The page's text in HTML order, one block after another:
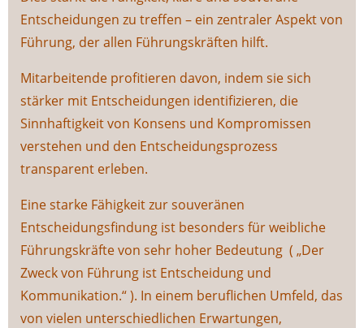
Entscheidungen zu treffen – ein zentraler Aspekt von
Führung, der allen Führungskräften hilft.
Mitarbeitende profitieren davon, indem sie sich
stärker mit Entscheidungen identifizieren, die
Sinnhaftigkeit von Konsens und Kompromissen
verstehen und den Entscheidungsprozess
transparent erleben.
Eine starke Fähigkeit zur souveränen
Entscheidungsfindung ist besonders für weibliche
Führungskräfte von sehr hoher Bedeutung ( „Der
Zweck von Führung ist Entscheidung und
Kommunikation.“ ). In einem beruflichen Umfeld, das
von vielen unterschiedlichen Erwartungen,